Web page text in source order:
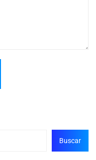
Buscar